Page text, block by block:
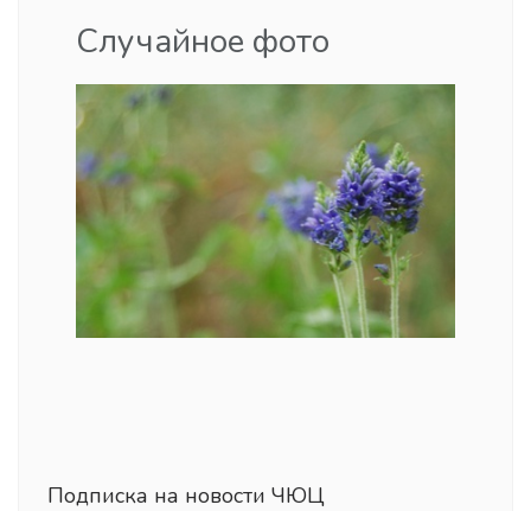
Случайное фото
Подписка на новости ЧЮЦ